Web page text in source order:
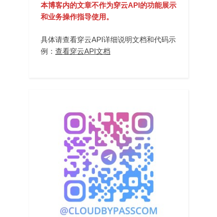
本博客内的文章不作为穿云API的功能展示
和业务操作指导使用。
具体请查看穿云API详细说明文档和代码示
例： 查看穿云API文档